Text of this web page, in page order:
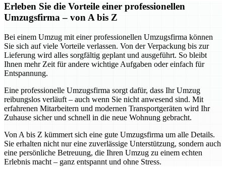
Erleben Sie die Vorteile einer professionellen
Umzugsfirma – von A bis Z
Bei einem Umzug mit einer professionellen Umzugsfirma können
Sie sich auf viele Vorteile verlassen. Von der Verpackung bis zur
Lieferung wird alles sorgfältig geplant und ausgeführt. So bleibt
Ihnen mehr Zeit für andere wichtige Aufgaben oder einfach für
Entspannung.
Eine professionelle Umzugsfirma sorgt dafür, dass Ihr Umzug
reibungslos verläuft – auch wenn Sie nicht anwesend sind. Mit
erfahrenen Mitarbeitern und modernen Transportgeräten wird Ihr
Zuhause sicher und schnell in die neue Wohnung gebracht.
Von A bis Z kümmert sich eine gute Umzugsfirma um alle Details.
Sie erhalten nicht nur eine zuverlässige Unterstützung, sondern auch
eine persönliche Betreuung, die Ihren Umzug zu einem echten
Erlebnis macht – ganz entspannt und ohne Stress.